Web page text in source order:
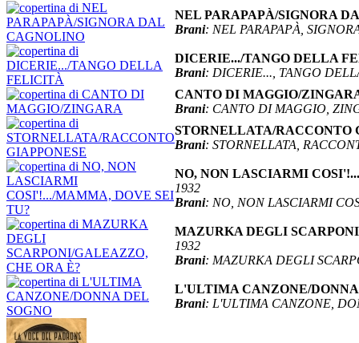
NEL PARAPAPÀ/SIGNORA
Brani: NEL PARAPAPÀ,
DICERIE.../TANGO DELLA
Brani: DICERIE..., TANGO
CANTO DI MAGGIO/
Brani: CANTO DI MAGGIO,
STORNELLATA/RACCONTO
Brani: STORNELLATA,
NO, NON LASCIARMI
1932
Brani: NO, NON LASCIARMI
MAZURKA DEGLI
1932
Brani: MAZURKA DEGLI
L'ULTIMA CANZONE/DONNA
Brani: L'ULTIMA CANZONE,